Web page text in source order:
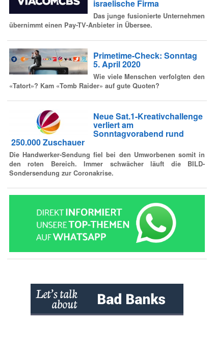
israelische Firma
Das junge fusionierte Unternehmen
übernimmt einen Pay-TV-Anbieter in Übersee.
Primetime-Check: Sonntag
5. April 2020
Wie viele Menschen verfolgten den
«Tatort»? Kam «Tomb Raider» auf gute Quoten?
Neue Sat.1-Kreativchallenge
verliert am
Sonntagvorabend rund
250.000 Zuschauer
Die Handwerker-Sendung fiel bei den Umworbenen somit in
den roten Bereich. Immer schwächer läuft die BILD-
Sondersendung zur Coronakrise.